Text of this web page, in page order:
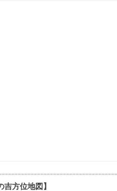
吉方位地図】